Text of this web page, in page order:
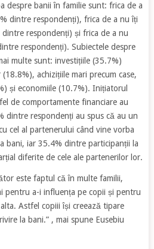
despre banii în familie sunt: frica de a
dintre respondenți), frica de a nu îți
respondenți) și frica de a nu
respondenți). Subiectele despre
multe sunt: investițiile (35.7%)
achizițiile mari precum case,
și economiile (10.7%). Inițiatorul
de comportamente financiare au
dintre respondenți au spus că au un
cel al partenerului când vine vorba
bani, iar 35.4% dintre participanții la
diferite de cele ale partenerilor lor.
este faptul că în multe familii,
pentru a-i influența pe copii și pentru
Astfel copiii își creează tipare
la bani.” , mai spune Eusebiu